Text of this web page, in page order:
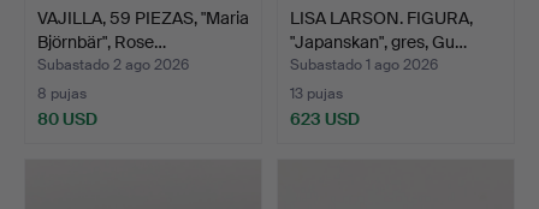
VAJILLA, 59 PIEZAS, "Maria
Björnbär", Rose…
Subastado 2 ago 2026
8 pujas
80 USD
LISA LARSON. FIGURA,
"Japanskan", gres, Gu…
Subastado 1 ago 2026
13 pujas
623 USD